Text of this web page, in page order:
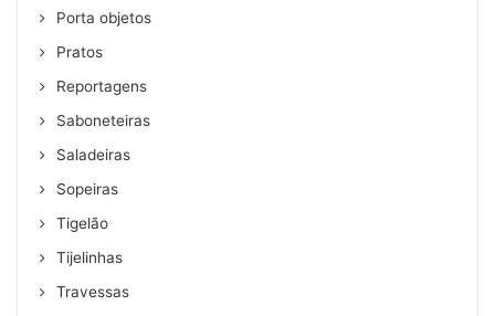
Porta objetos
Pratos
Reportagens
Saboneteiras
Saladeiras
Sopeiras
Tigelão
Tijelinhas
Travessas